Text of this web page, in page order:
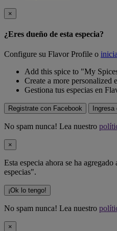
×
¿Eres dueño de esta especia?
Configure su Flavor Profile o
Add this spice to "My
Create a more personalized
Gestiona tus especias en
Registrate con Facebook Ingresa
No spam nunca! Lea nuestro
×
Esta especia ahora se ha
especias".
¡Ok lo tengo!
No spam nunca! Lea nuestro
×